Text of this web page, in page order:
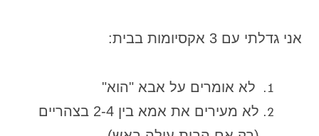
אני גדלתי עם 3 אקסיומות בבית:
לא אומרים על אבא "הוא"
לא מעירים את אמא בין 2-4 בצהריים